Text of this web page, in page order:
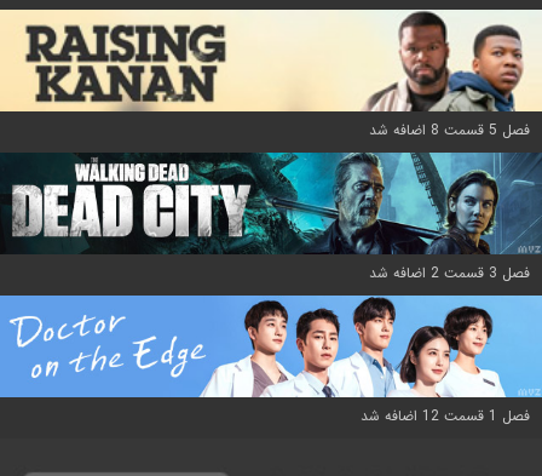
فصل 5 قسمت 8 اضافه شد
فصل 3 قسمت 2 اضافه شد
فصل 1 قسمت 12 اضافه شد